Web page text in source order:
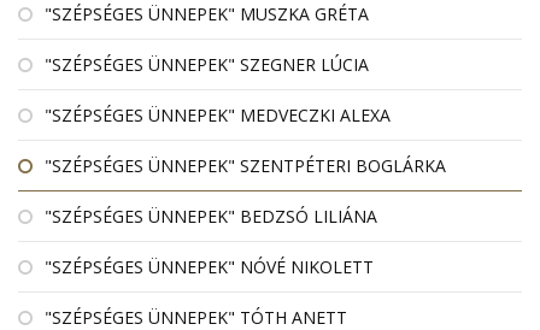
"SZÉPSÉGES ÜNNEPEK" MUSZKA GRÉTA
"SZÉPSÉGES ÜNNEPEK" SZEGNER LÚCIA
"SZÉPSÉGES ÜNNEPEK" MEDVECZKI ALEXA
"SZÉPSÉGES ÜNNEPEK" SZENTPÉTERI BOGLÁRKA
"SZÉPSÉGES ÜNNEPEK" BEDZSÓ LILIÁNA
"SZÉPSÉGES ÜNNEPEK" NÓVÉ NIKOLETT
"SZÉPSÉGES ÜNNEPEK" TÓTH ANETT